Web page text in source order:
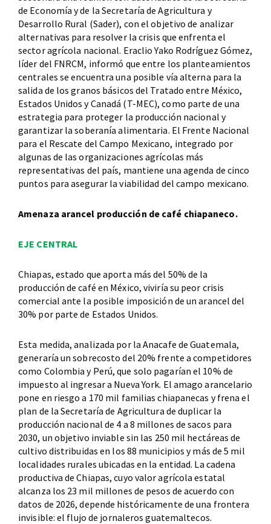
de Economía y de la Secretaría de Agricultura y
Desarrollo Rural (Sader), con el objetivo de analizar
alternativas para resolver la crisis que enfrenta el
sector agrícola nacional. Eraclio Yako Rodríguez Gómez,
líder del FNRCM, informó que entre los planteamientos
centrales se encuentra una posible vía alterna para la
salida de los granos básicos del Tratado entre México,
Estados Unidos y Canadá (T-MEC), como parte de una
estrategia para proteger la producción nacional y
garantizar la soberanía alimentaria. El Frente Nacional
para el Rescate del Campo Mexicano, integrado por
algunas de las organizaciones agrícolas más
representativas del país, mantiene una agenda de cinco
puntos para asegurar la viabilidad del campo mexicano.
Amenaza arancel producción de café chiapaneco.
EJE CENTRAL
Chiapas, estado que aporta más del 50% de la
producción de café en México, viviría su peor crisis
comercial ante la posible imposición de un arancel del
30% por parte de Estados Unidos.
Esta medida, analizada por la Anacafe de Guatemala,
generaría un sobrecosto del 20% frente a competidores
como Colombia y Perú, que solo pagarían el 10% de
impuesto al ingresar a Nueva York. El amago arancelario
pone en riesgo a 170 mil familias chiapanecas y frena el
plan de la Secretaría de Agricultura de duplicar la
producción nacional de 4 a 8 millones de sacos para
2030, un objetivo inviable sin las 250 mil hectáreas de
cultivo distribuidas en los 88 municipios y más de 5 mil
localidades rurales ubicadas en la entidad. La cadena
productiva de Chiapas, cuyo valor agrícola estatal
alcanza los 23 mil millones de pesos de acuerdo con
datos de 2026, depende históricamente de una frontera
invisible: el flujo de jornaleros guatemaltecos.